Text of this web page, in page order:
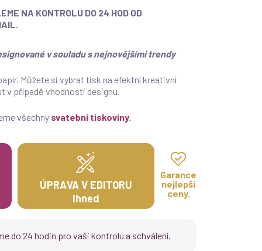
NA KONTROLU DO 24 HOD OD
v souladu s nejnovějšími trendy
Můžete si vybrat tisk na efektní kreativní
v případě vhodnosti designu.
všechny svatební tiskoviny.
ÚPRAVA V EDITORU
Ihned
Garance
nejlepší
ceny.
do 24 hodin pro vaši kontrolu a schválení.